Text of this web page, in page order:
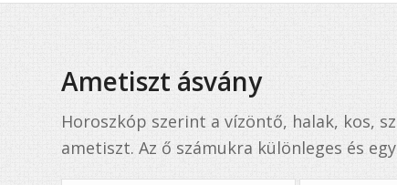
Ametiszt ásvány
Horoszkóp szerint a vízöntő, halak, kos,
ametiszt. Az ő számukra különleges és